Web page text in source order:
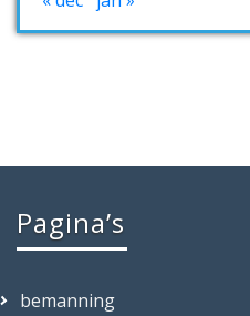
Pagina’s
bemanning